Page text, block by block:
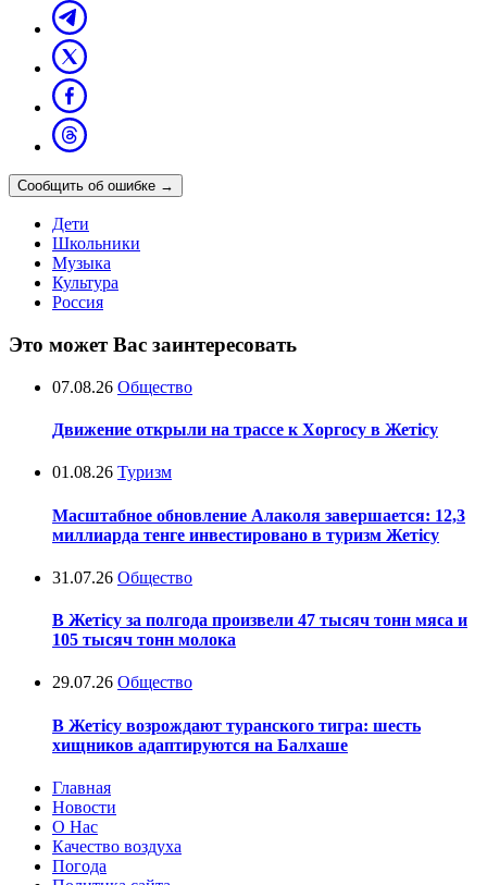
Сообщить об ошибке →
Дети
Школьники
Музыка
Культура
Россия
Это может Вас заинтересовать
07.08.26 Общество
Движение открыли на трассе к Хоргосу в Жетісу
01.08.26 Туризм
Масштабное обновление Алаколя завершается: 12,3
миллиарда тенге инвестировано в туризм Жетісу
31.07.26 Общество
В Жетісу за полгода произвели 47 тысяч тонн мяса и
105 тысяч тонн молока
29.07.26 Общество
В Жетісу возрождают туранского тигра: шесть
хищников адаптируются на Балхаше
Главная
Новости
О Нас
Качество воздуха
Погода